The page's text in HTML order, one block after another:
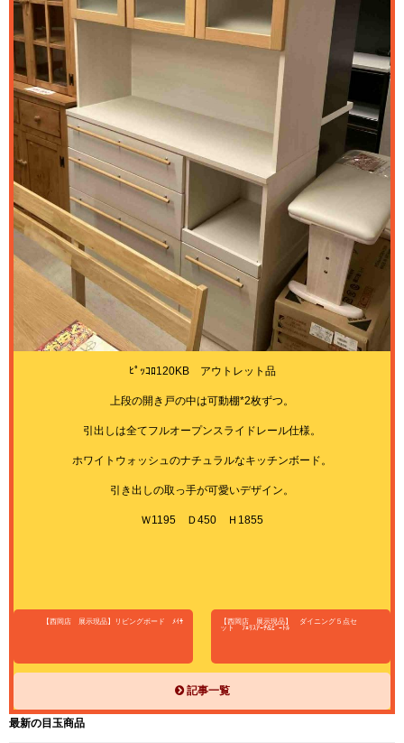
ﾋﾟｯｺﾛ120KB アウトレット品
上段の開き戸の中は可動棚*2枚ずつ。
引出しは全てフルオープンスライドレール仕様。
ホワイトウォッシュのナチュラルなキッチンボード。
引き出しの取っ手が可愛いデザイン。
Ｗ1195 Ｄ450 Ｈ1855
【西岡店 展示現品】リビングボード ﾒｲｻ 【西岡店 展示現品】 ダイニング５点セ
ット ﾌｪﾘｽｱｰﾁ&ﾋﾞｰﾄﾙ
記事一覧
最新の目玉商品